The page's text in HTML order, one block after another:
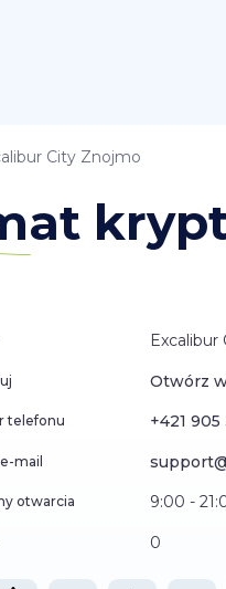
City Znojmo
Excalibur
Otwórz
telefonu +421 905
mail
otwarcia 9:00 -
0